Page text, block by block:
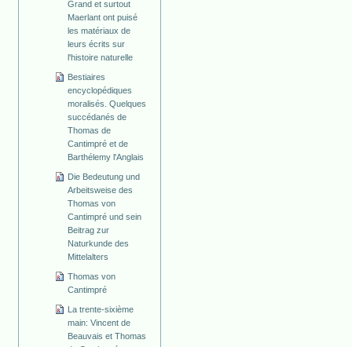
Grand et surtout
Maerlant ont puisé
les matériaux de
leurs écrits sur
l'histoire naturelle
Bestiaires
encyclopédiques
moralisés. Quelques
succédanés de
Thomas de
Cantimpré et de
Barthélemy l'Anglais
Die Bedeutung und
Arbeitsweise des
Thomas von
Cantimpré und sein
Beitrag zur
Naturkunde des
Mittelalters
Thomas von
Cantimpré
La trente-sixième
main: Vincent de
Beauvais et Thomas